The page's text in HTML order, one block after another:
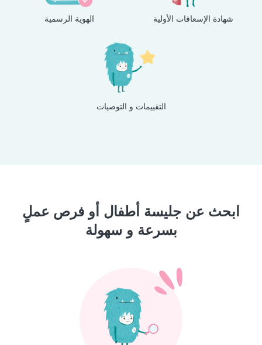
شهادة الإسعافات الأولية الهوية الرسمية
التقييمات و التوصيات
ابحث عن جليسة أطفال أو فرص عملٍ
بسرعة و سهولة